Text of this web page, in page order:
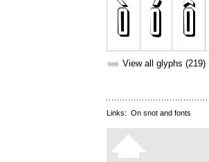
➥ View all glyphs (219)
Links: On snot and fonts